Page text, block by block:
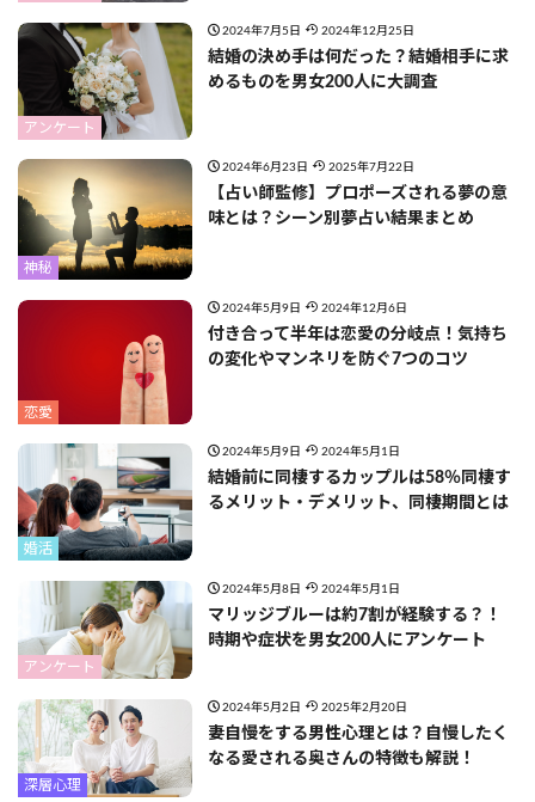
アンケート
2024年7月5日 2024年12月25日
結婚の決め手は何だった？結婚相手に求
めるものを男女200人に大調査
神秘
2024年6月23日 2025年7月22日
【占い師監修】プロポーズされる夢の意
味とは？シーン別夢占い結果まとめ
恋愛
2024年5月9日 2024年12月6日
付き合って半年は恋愛の分岐点！気持ち
の変化やマンネリを防ぐ7つのコツ
婚活
2024年5月9日 2024年5月1日
結婚前に同棲するカップルは58％同棲す
るメリット・デメリット、同棲期間とは
アンケート
2024年5月8日 2024年5月1日
マリッジブルーは約7割が経験する？！
時期や症状を男女200人にアンケート
深層心理
2024年5月2日 2025年2月20日
妻自慢をする男性心理とは？自慢したく
なる愛される奥さんの特徴も解説！